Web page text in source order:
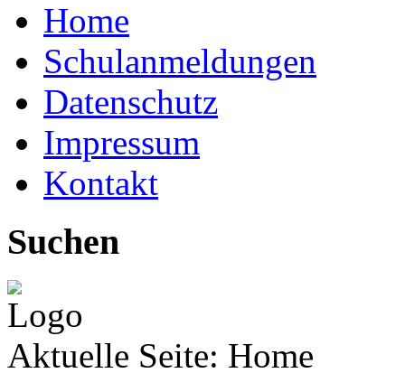
Home
Schulanmeldungen
Datenschutz
Impressum
Kontakt
Suchen
Aktuelle Seite: Home